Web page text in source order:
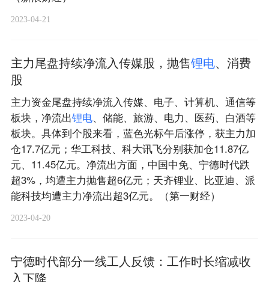
2023-04-21
主力尾盘持续净流入传媒股，抛售锂电、消费
股
主力资金尾盘持续净流入传媒、电子、计算机、通信等
板块，净流出锂电、储能、旅游、电力、医药、白酒等
板块。具体到个股来看，蓝色光标午后涨停，获主力加
仓17.7亿元；华工科技、科大讯飞分别获加仓11.87亿
元、11.45亿元。净流出方面，中国中免、宁德时代跌
超3%，均遭主力抛售超6亿元；天齐锂业、比亚迪、派
能科技均遭主力净流出超3亿元。（第一财经）
2023-04-20
宁德时代部分一线工人反馈：工作时长缩减收
入下降